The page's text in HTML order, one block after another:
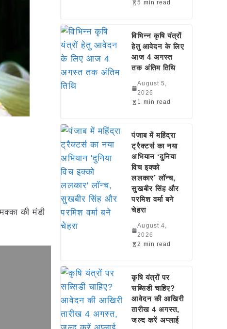
की मंडी
5 min read
विभिन्न कृषि यंत्रों
हेतु आवेदन के लिए
आज 4 अगस्त
तक अंतिम तिथि
August 5,
2026
1 min read
पंजाब में महिंद्रा
ट्रैक्टर्स का नया
अभियान ‘दुनिया
विच इक्को
ललकार’ लॉन्च,
सुखबीर सिंह और
परमिश वर्मा बने
चेहरा
August 4,
2026
2 min read
कृषि यंत्रों पर
सब्सिडी चाहिए?
आवेदन की आखिरी
तारीख 4 अगस्त,
जल्द करें अप्लाई